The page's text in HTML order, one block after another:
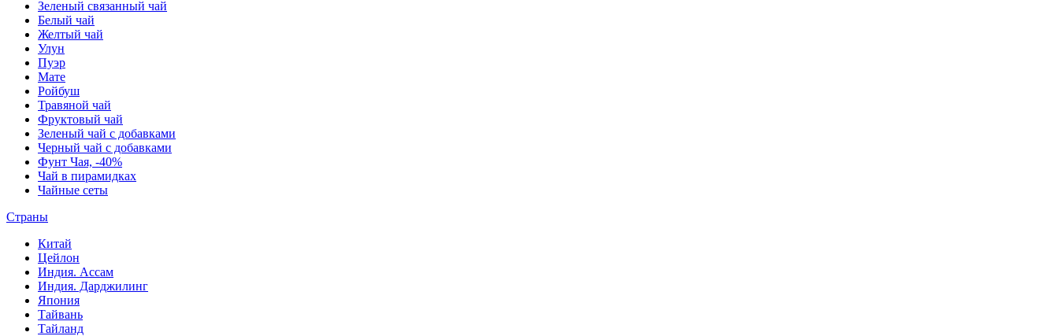
Зеленый связанный чай
Белый чай
Желтый чай
Улун
Пуэр
Мате
Ройбуш
Травяной чай
Фруктовый чай
Зеленый чай с добавками
Черный чай с добавками
Фунт Чая, -40%
Чай в пирамидках
Чайные сеты
Страны
Китай
Цейлон
Индия. Ассам
Индия. Дарджилинг
Япония
Тайвань
Тайланд